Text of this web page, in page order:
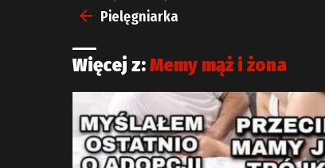
więcejPielęgniarka
Więcej z:Memy mąż i żona